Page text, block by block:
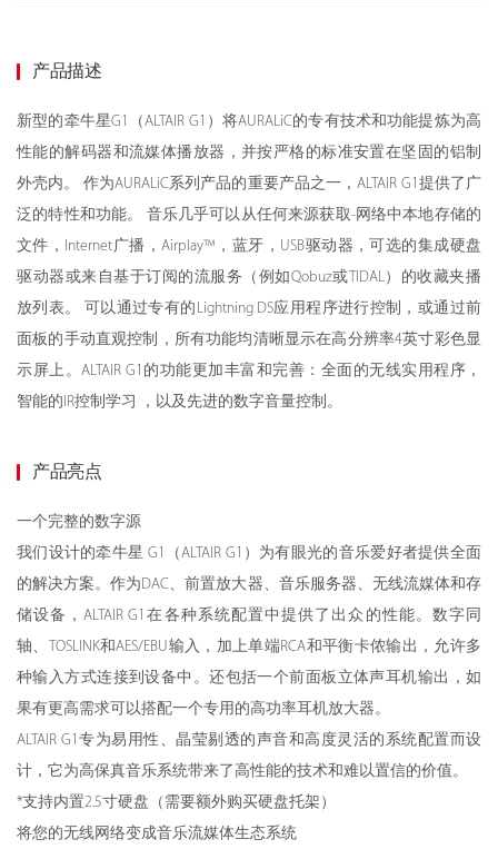
产品描述
新型的牵牛星G1（ALTAIR G1）将AURALiC的专有技术和功能提炼为高
性能的解码器和流媒体播放器，并按严格的标准安置在坚固的铝制
外壳内。 作为AURALiC系列产品的重要产品之一，ALTAIR G1提供了广
泛的特性和功能。 音乐几乎可以从任何来源获取-网络中本地存储的
文件，Internet广播，Airplay™，蓝牙，USB驱动器，可选的集成硬盘
驱动器或来自基于订阅的流服务（例如Qobuz或TIDAL）的收藏夹播
放列表。 可以通过专有的Lightning DS应用程序进行控制，或通过前
面板的手动直观控制，所有功能均清晰显示在高分辨率4英寸彩色显
示屏上。ALTAIR G1的功能更加丰富和完善：全面的无线实用程序，
智能的IR控制学习 ，以及先进的数字音量控制。
产品亮点
一个完整的数字源
我们设计的牵牛星 G1（ALTAIR G1）为有眼光的音乐爱好者提供全面
的解决方案。作为DAC、前置放大器、音乐服务器、无线流媒体和存
储设备，ALTAIR G1在各种系统配置中提供了出众的性能。数字同
轴、TOSLINK和AES/EBU输入，加上单端RCA和平衡卡侬输出，允许多
种输入方式连接到设备中。还包括一个前面板立体声耳机输出，如
果有更高需求可以搭配一个专用的高功率耳机放大器。
ALTAIR G1专为易用性、晶莹剔透的声音和高度灵活的系统配置而设
计，它为高保真音乐系统带来了高性能的技术和难以置信的价值。
*支持内置2.5寸硬盘（需要额外购买硬盘托架）
将您的无线网络变成音乐流媒体生态系统